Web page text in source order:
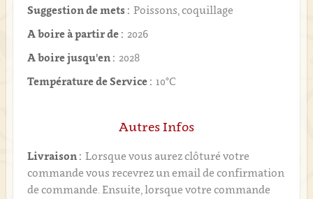
Suggestion de mets : Poissons, coquillage
A boire à partir de : 2026
A boire jusqu'en : 2028
Température de Service : 10°C
Autres Infos
Livraison : Lorsque vous aurez clôturé votre
commande vous recevrez un email de confirmation
de commande. Ensuite, lorsque votre commande